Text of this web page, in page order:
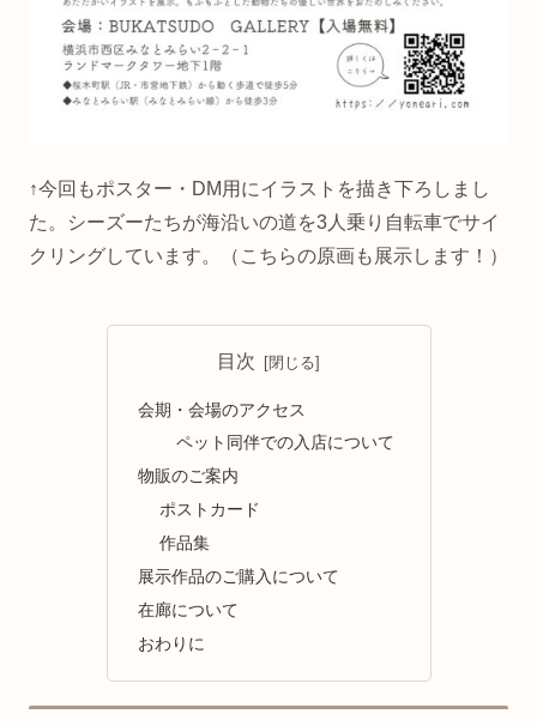
↑今回もポスター・DM用にイラストを描き下ろしまし
た。シーズーたちが海沿いの道を3人乗り自転車でサイ
クリングしています。（こちらの原画も展示します！）
目次
会期・会場のアクセス
ペット同伴での入店について
物販のご案内
ポストカード
作品集
展示作品のご購入について
在廊について
おわりに